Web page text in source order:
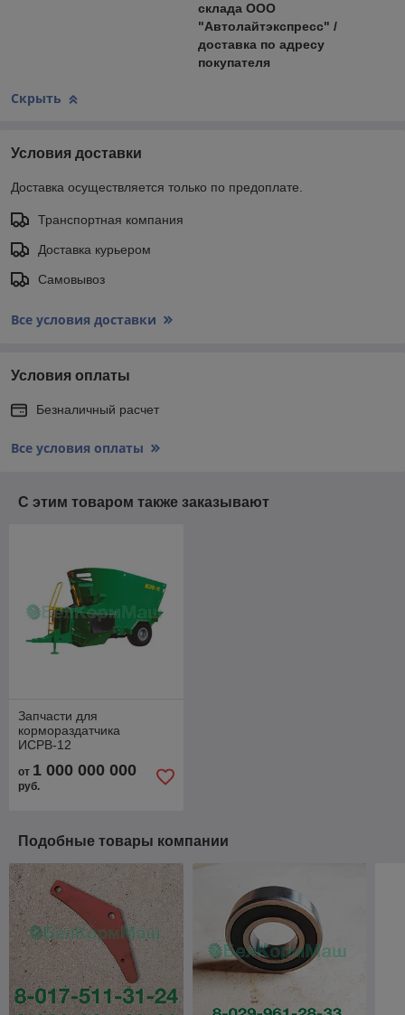
склада ООО
"Автолайтэкспресс" /
доставка по адресу
покупателя
Скрыть
Условия доставки
Доставка осуществляется только по предоплате.
Транспортная компания
Доставка курьером
Самовывоз
Все условия доставки
Условия оплаты
Безналичный расчет
Все условия оплаты
С этим товаром также заказывают
Запчасти для
кормораздатчика
ИСРВ-12
от 1 000 000 000
руб.
Подобные товары компании